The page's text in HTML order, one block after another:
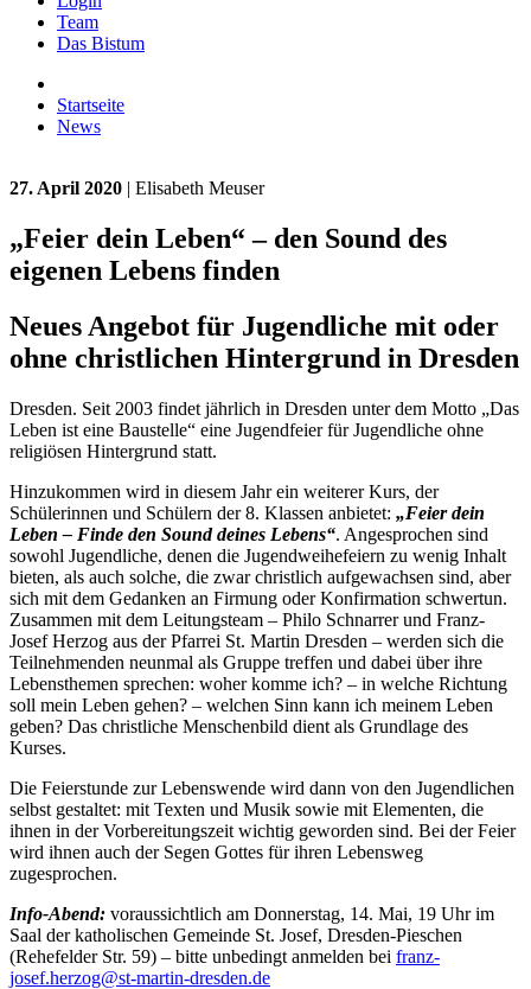
Team
Das Bistum
Startseite
News
27. April 2020 | Elisabeth Meuser
„Feier dein Leben“ – den Sound des
eigenen Lebens finden
Neues Angebot für Jugendliche mit oder
ohne christlichen Hintergrund in Dresden
Dresden. Seit 2003 findet jährlich in Dresden unter dem Motto „Das
Leben ist eine Baustelle“ eine Jugendfeier für Jugendliche ohne
religiösen Hintergrund statt.
Hinzukommen wird in diesem Jahr ein weiterer Kurs, der
Schülerinnen und Schülern der 8. Klassen anbietet: „Feier dein
Leben – Finde den Sound deines Lebens“. Angesprochen sind
sowohl Jugendliche, denen die Jugendweihefeiern zu wenig Inhalt
bieten, als auch solche, die zwar christlich aufgewachsen sind, aber
sich mit dem Gedanken an Firmung oder Konfirmation schwertun.
Zusammen mit dem Leitungsteam – Philo Schnarrer und Franz-
Josef Herzog aus der Pfarrei St. Martin Dresden – werden sich die
Teilnehmenden neunmal als Gruppe treffen und dabei über ihre
Lebensthemen sprechen: woher komme ich? – in welche Richtung
soll mein Leben gehen? – welchen Sinn kann ich meinem Leben
geben? Das christliche Menschenbild dient als Grundlage des
Kurses.
Die Feierstunde zur Lebenswende wird dann von den Jugendlichen
selbst gestaltet: mit Texten und Musik sowie mit Elementen, die
ihnen in der Vorbereitungszeit wichtig geworden sind. Bei der Feier
wird ihnen auch der Segen Gottes für ihren Lebensweg
zugesprochen.
Info-Abend: voraussichtlich am Donnerstag, 14. Mai, 19 Uhr im
Saal der katholischen Gemeinde St. Josef, Dresden-Pieschen
(Rehefelder Str. 59) – bitte unbedingt anmelden bei franz-
josef.herzog@st-martin-dresden.de